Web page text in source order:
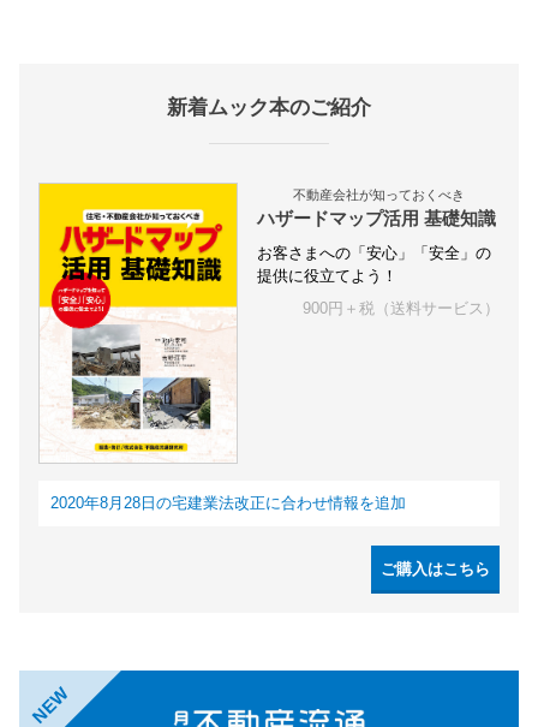
新着ムック本のご紹介
不動産会社が知っておくべき
ハザードマップ活用 基礎知識
お客さまへの「安心」「安全」の
提供に役立てよう！
900円＋税（送料サービス）
2020年8月28日の宅建業法改正に合わせ情報を追加
ご購入はこちら
NEW